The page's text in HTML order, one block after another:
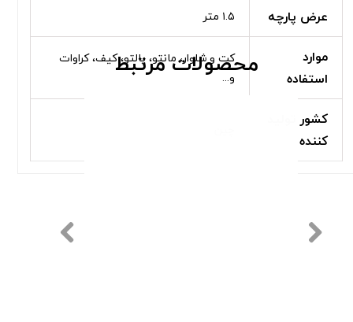
عرض پارچه
۱.۵ متر
موارد
استفاده
کت و شلوار، مانتو، پالتو، کیف، کراوات
و...
کشور تولید
کننده
محصولات مرتبط